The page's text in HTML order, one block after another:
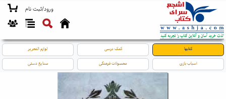
ورود/ثبت نام
کتابها کمک درسی لوازم التحریر
اسباب بازی محصولات فرهنگی صنایع دستی